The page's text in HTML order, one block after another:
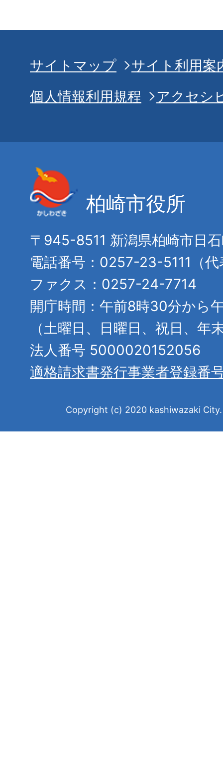
サイトマップ
サイト利用案
個人情報利用規程
アクセシ
柏崎市役所
〒945-8511 新潟県柏崎市日
電話番号：0257-23-5111（代
ファクス：0257-24-7714
開庁時間：午前8時30分から
（土曜日、日曜日、祝日、年
法人番号 5000020152056
適格請求書発行事業者登録番
Copyright (c) 2020 kashiwazaki